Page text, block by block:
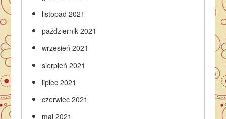
listopad 2021
październik 2021
wrzesień 2021
sierpień 2021
lipiec 2021
czerwiec 2021
maj 2021